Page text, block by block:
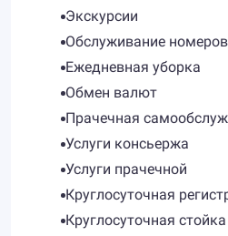
Экскурсии
Обслуживание номеров
Ежедневная уборка
Обмен валют
Прачечная
Услуги консьержа
Услуги прачечной
Круглосуточная
Круглосуточная